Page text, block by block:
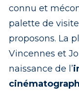
connu et
palette de
proposons. La
Vincennes et
naissance de l’